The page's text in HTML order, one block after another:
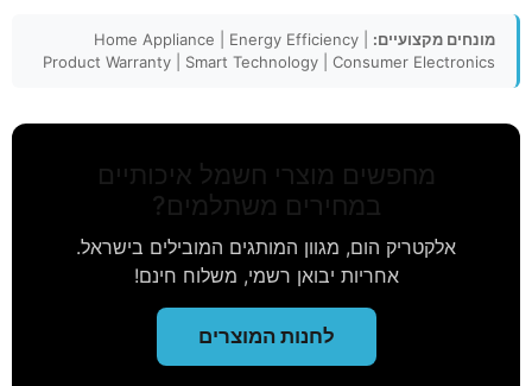
מונחים מקצועיים:
Home Appliance | Energy Efficiency |
Product Warranty | Smart Technology | Consumer Electronics
מחפשים מוצרי חשמל איכותיים
במחירים משתלמים?
אלקטריק הום, מגוון המותגים המובילים בישראל.
אחריות יבואן רשמי, משלוח חינם!
לחנות המוצרים